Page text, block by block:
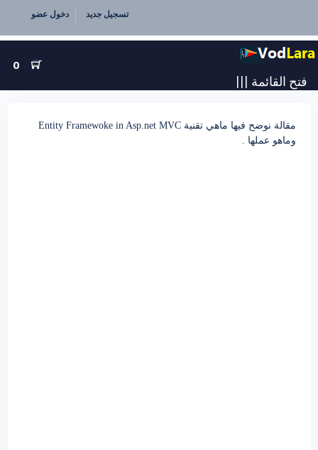
تسجيل جديد دخول عضو
0
فتح القائمة |||
مقالة نوضح فيها ماهي تقنية Entity Framewoke in Asp.net MVC
وماهو عملها .